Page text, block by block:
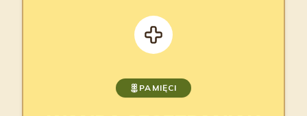
PAMIĘCI